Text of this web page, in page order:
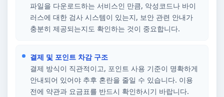
파일을 다운로드하는 서비스인 만큼, 악성코드나 바이
러스에 대한 검사 시스템이 있는지, 보안 관련 안내가
충분히 제공되는지도 확인하는 것이 중요합니다.
결제 및 포인트 차감 구조
결제 방식이 직관적이고, 포인트 사용 기준이 명확하게
안내되어 있어야 추후 혼란을 줄일 수 있습니다. 이용
전에 약관과 요금표를 반드시 확인하시기 바랍니다.